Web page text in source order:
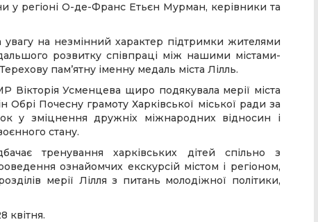
у регіоні О-де-Франс Етьєн Мурман, керівники та
на незмінний характер підтримки жителями
розвитку співпраці між нашими містами-
памʼятну іменну медаль міста Лілль.
Вікторія Усменцева щиро подякувала мерії міста
Почесну грамоту Харківської міської ради за
у зміцнення дружніх міжнародних відносин і
стану.
тренування харківських дітей спільно з
ознайомчих екскурсій містом і регіоном,
мерії Лілля з питань молодіжної політики,
квітня.